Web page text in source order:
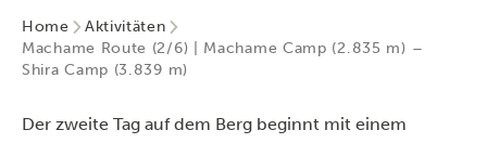
Home
Aktivitäten
Machame Route (2/6) | Machame Camp (2.835 m) –
Shira Camp (3.839 m)
Der zweite Tag auf dem Berg beginnt mit einem